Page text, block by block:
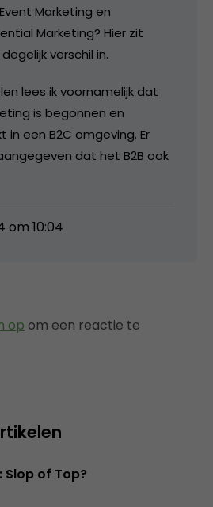
Marketing en
Marketing? Hier zit
verschil in.
lees ik voornamelijk dat
is begonnen en
in een B2C omgeving. Er
dat het B2B ook
om 10:04
op om een reactie te
Slop of Top?